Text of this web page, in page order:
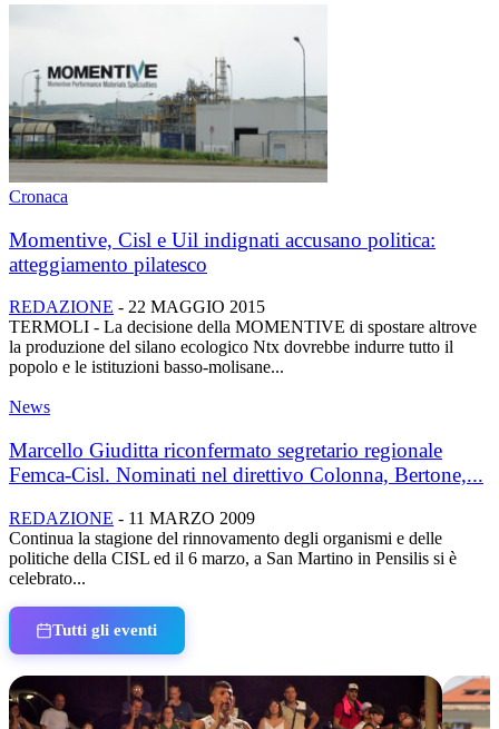
Cronaca
Momentive, Cisl e Uil indignati accusano politica:
atteggiamento pilatesco
REDAZIONE - 22 MAGGIO 2015
TERMOLI - La decisione della MOMENTIVE di spostare altrove
la produzione del silano ecologico Ntx dovrebbe indurre tutto il
popolo e le istituzioni basso-molisane...
News
Marcello Giuditta riconfermato segretario regionale
Femca-Cisl. Nominati nel direttivo Colonna, Bertone,...
REDAZIONE - 11 MARZO 2009
Continua la stagione del rinnovamento degli organismi e delle
politiche della CISL ed il 6 marzo, a San Martino in Pensilis si è
celebrato...
Tutti gli eventi